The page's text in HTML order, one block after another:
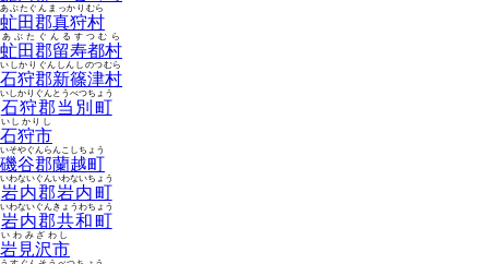
虻田郡真狩村
あぶたぐんまっかりむら
虻田郡留寿都村
あぶたぐんるすつむら
石狩郡新篠津村
いしかりぐんしんしのつむら
石狩郡当別町
いしかりぐんとうべつちょう
石狩市
いしかりし
磯谷郡蘭越町
いそやぐんらんこしちょう
岩内郡岩内町
いわないぐんいわないちょう
岩内郡共和町
いわないぐんきょうわちょう
岩見沢市
いわみざわし